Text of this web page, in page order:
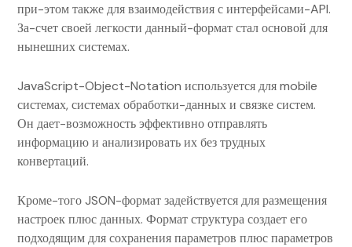
при-этом также для взаимодействия с интерфейсами-API.
За-счет своей легкости данный-формат стал основой для
нынешних системах.
JavaScript-Object-Notation используется для mobile
системах, системах обработки-данных и связке систем.
Он дает-возможность эффективно отправлять
информацию и анализировать их без трудных
конвертаций.
Кроме-того JSON-формат задействуется для размещения
настроек плюс данных. Формат структура создает его
подходящим для сохранения параметров плюс параметров